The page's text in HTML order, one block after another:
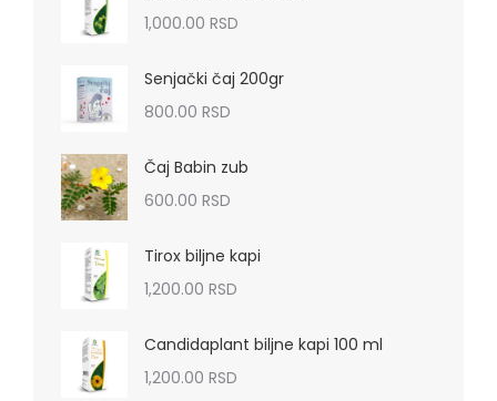
1,000.00 RSD
Senjački čaj 200gr
800.00 RSD
Čaj Babin zub
600.00 RSD
Tirox biljne kapi
1,200.00 RSD
Candidaplant biljne kapi 100 ml
1,200.00 RSD